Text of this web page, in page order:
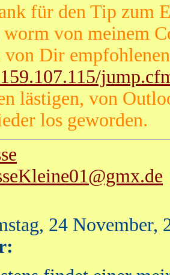
für den Tip zum
worm von meinem
von Dir
lästigen, von
los geworden.
24 November,